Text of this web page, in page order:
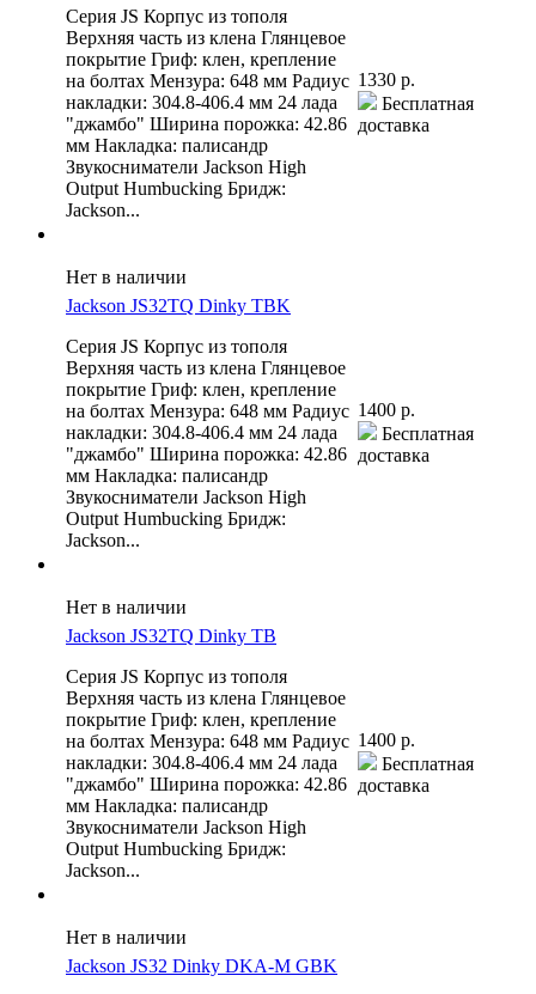
Серия JS Корпус из тополя
Верхняя часть из клена Глянцевое
покрытие Гриф: клен, крепление
на болтах Мензура: 648 мм Радиус
накладки: 304.8-406.4 мм 24 лада
"джамбо" Ширина порожка: 42.86
мм Накладка: палисандр
Звукосниматели Jackson High
Output Humbucking Бридж:
Jackson...
1330 р.
Бесплатная
доставка
Нет в наличии
Jackson JS32TQ Dinky TBK
Серия JS Корпус из тополя
Верхняя часть из клена Глянцевое
покрытие Гриф: клен, крепление
на болтах Мензура: 648 мм Радиус
накладки: 304.8-406.4 мм 24 лада
"джамбо" Ширина порожка: 42.86
мм Накладка: палисандр
Звукосниматели Jackson High
Output Humbucking Бридж:
Jackson...
1400 р.
Бесплатная
доставка
Нет в наличии
Jackson JS32TQ Dinky TB
Серия JS Корпус из тополя
Верхняя часть из клена Глянцевое
покрытие Гриф: клен, крепление
на болтах Мензура: 648 мм Радиус
накладки: 304.8-406.4 мм 24 лада
"джамбо" Ширина порожка: 42.86
мм Накладка: палисандр
Звукосниматели Jackson High
Output Humbucking Бридж:
Jackson...
1400 р.
Бесплатная
доставка
Нет в наличии
Jackson JS32 Dinky DKA-M GBK